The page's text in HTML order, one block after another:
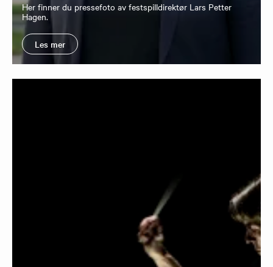
Her finner du pressefoto av festspilldirektør Lars Petter
Hagen.
Les mer